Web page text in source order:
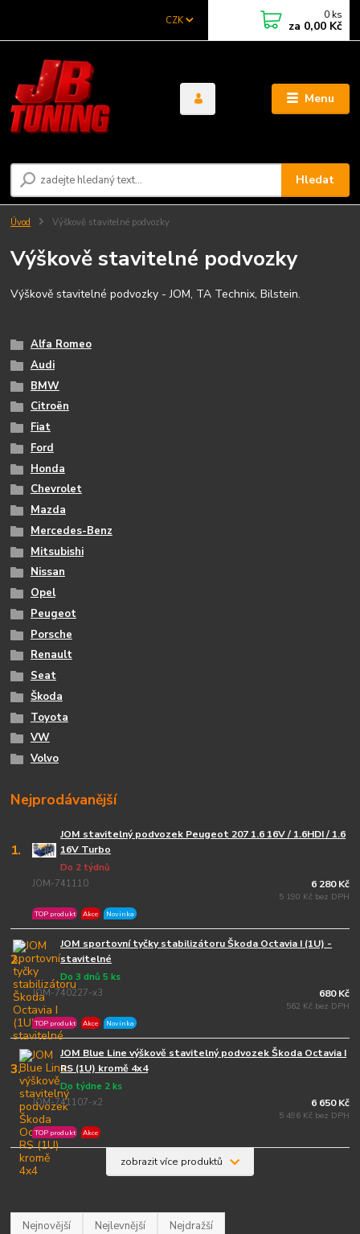
Menu
CZK
Hledat
0 ks
za 0,00 Kč
Úvod Výškově stavitelné podvozky
Výškově stavitelné podvozky
Výškově stavitelné podvozky - JOM, TA Technix, Bilstein.
Alfa Romeo
Audi
BMW
Citroën
Fiat
Ford
Honda
Chevrolet
Mazda
Mercedes-Benz
Mitsubishi
Nissan
Opel
Peugeot
Porsche
Renault
Seat
Škoda
Toyota
VW
Volvo
Nejprodávanější
1.
JOM stavitelný podvozek Peugeot 207 1.6 16V / 1.6HDI / 1.6
16V Turbo
JOM-741110
Do 2 týdnů
TOP produkt Akce Novinka
6 280 Kč
5 190 Kč bez DPH
2.
JOM sportovní tyčky stabilizátoru Škoda Octavia I (1U) -
stavitelné
JOM-740227-x3
Do 3 dnů 5 ks
TOP produkt Akce Novinka
680 Kč
562 Kč bez DPH
3.
JOM Blue Line výškově stavitelný podvozek Škoda Octavia I
RS (1U) kromě 4x4
JOM-741107-x2
Do týdne 2 ks
TOP produkt Akce
6 650 Kč
5 496 Kč bez DPH
zobrazit více produktů
Nejnovější Nejlevnější Nejdražší